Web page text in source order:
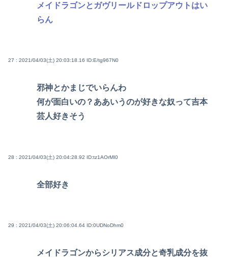
メイドラゴンとガヴリールドロップアウトはい
らん
27 : 2021/04/03(土) 20:03:18.16 ID:E/tg967N0
邪神とかまじでいらんわ
何が面白いの？ああいうのが好きな奴って吉本
芸人好きそう
28 : 2021/04/03(土) 20:04:28.92 ID:tz1AOrMI0
全部好き
29 : 2021/04/03(土) 20:06:04.64 ID:0UDNoDhm0
メイドラゴンからシリアス成分と奇乳成分を抜